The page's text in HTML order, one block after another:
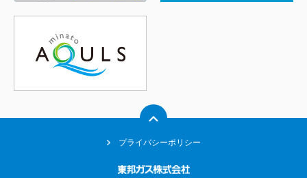
プライバシーポリシー